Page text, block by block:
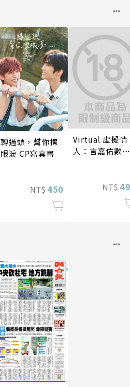
轉過頭，幫你擦
眼淚 CP寫真書
NT$ 450
Virtual 虛擬情
人：言嘉佑數位
NT$